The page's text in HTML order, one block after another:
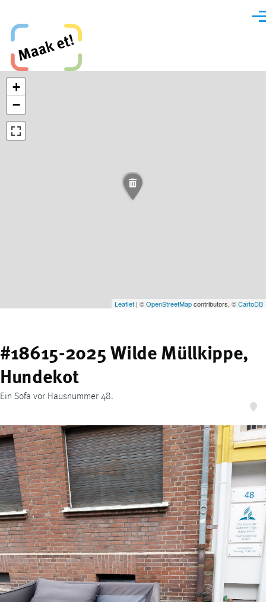
Maak et, Krefeld!
+
−
Leaflet | ©OpenStreetMapcontributors, ©CartoDB
#18615-2025 Wilde Müllkippe,
Hundekot
Ein Sofa vor Hausnummer 48.